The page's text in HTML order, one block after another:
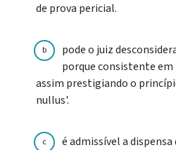
de prova pericial.
b
pode o juiz
porque consistente
assim prestigiando o
nullus'.
c
é admissível a